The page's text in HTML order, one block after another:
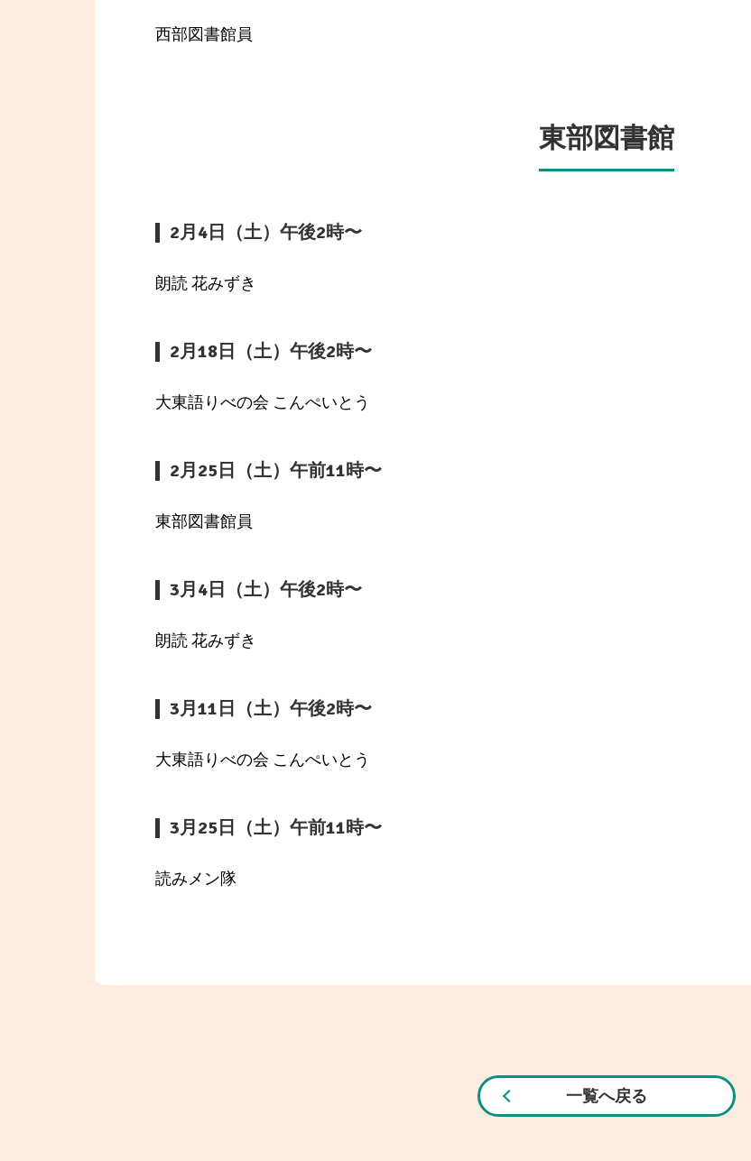
西部図書館員
東部図書館
2月4日（土）午後2時〜
朗読 花みずき
2月18日（土）午後2時〜
大東語りべの会 こんぺいとう
2月25日（土）午前11時〜
東部図書館員
3月4日（土）午後2時〜
朗読 花みずき
3月11日（土）午後2時〜
大東語りべの会 こんぺいとう
3月25日（土）午前11時〜
読みメン隊
一覧へ戻る